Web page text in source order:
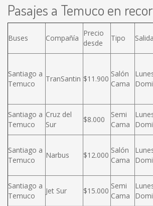
Pasajes a Temuco en
Buses Compañía
Precio
desde
Tipo
Santiago a
Temuco
TranSantin $11.900
Salón
Cama
Santiago a
Temuco
Cruz del
Sur
$8.000
Semi
Cama
Santiago a
Temuco
Narbus $12.000
Salón
Cama
Santiago a
Temuco
Jet Sur $15.000
Semi
Cama